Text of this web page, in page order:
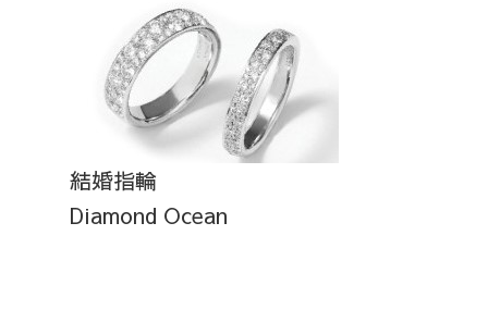
結婚指輪
Diamond Ocean